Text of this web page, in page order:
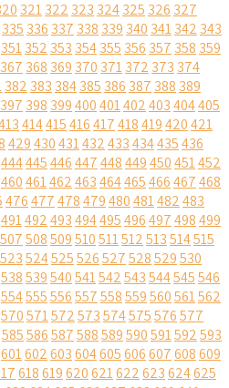
321322 323 324325 326 327
335 336 337 338 339 340 341342 343
351352 353 354355 356 357 358 359
367 368 369 370 371372 373 374
382 383 384385 386 387 388 389
397 398 399400401402403404405
414415416417418419420421
429430431432433434435436
444445446447448449450451452
460461462463464465466467468
476477478479480481482483
491492493494495496497498499
507508509510511512513514515
523524525526527528529530
538539540541542543544545546
554555556557558559560561562
570571572573574575576577
585586587588589590591592593
601602603604605606607608609
618619620621622623624625